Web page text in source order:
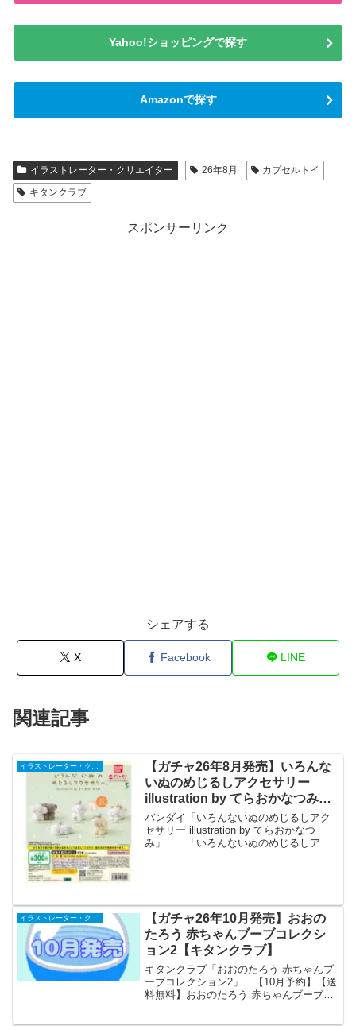
Yahoo!ショッピングで探す
Amazonで探す
イラストレーター・クリエイター 26年8月
カプセルトイ
キタンクラブ
スポンサーリンク
シェアする
X Facebook LINE
関連記事
【ガチャ26年8月発売】いろんな
いぬのめじるしアクセサリー
illustration by てらおかなつみ
【バンダイ】
バンダイ「いろんないぬのめじるしアク
セサリー illustration by てらおかなつ
み」 「いろんないぬのめじるしアク
【ガチャ26年10月発売】おおの
たろう 赤ちゃんブーブコレクシ
ョン2【キタンクラブ】
キタンクラブ「おおのたろう 赤ちゃんブ
ーブコレクション2」 【10月予約】【送
料無料】おおのたろう 赤ちゃんブーブコ